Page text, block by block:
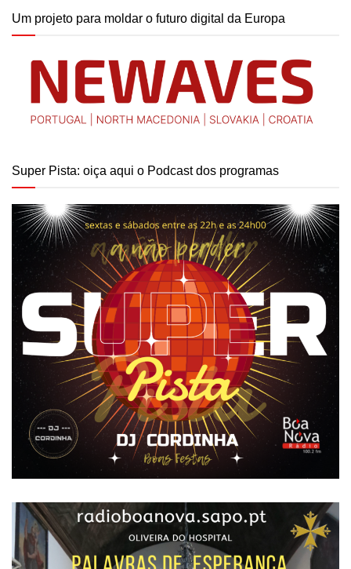
Um projeto para moldar o futuro digital da Europa
Super Pista: oiça aqui o Podcast dos programas